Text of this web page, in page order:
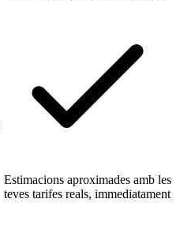
Estimacions aproximades amb les
teves tarifes reals, immediatament